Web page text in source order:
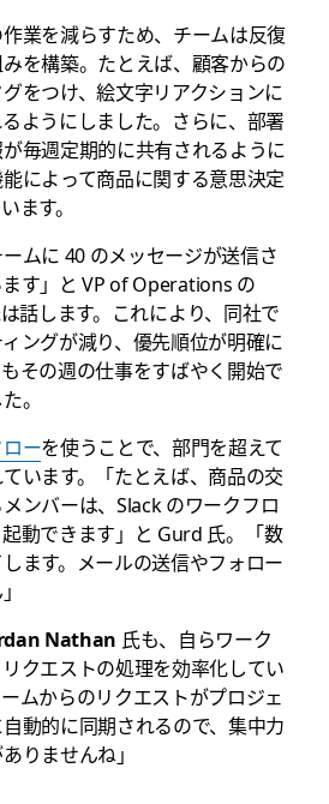
業を減らすため、チームは反復
を構築。たとえば、顧客からの
をつけ、絵文字リアクションに
ようにしました。さらに、部署
毎週定期的に共有されるように
によって商品に関する意思決定
ます。
ームに 40 のメッセージが送信さ
す」と VP of Operations の
話します。これにより、同社で
ングが減り、優先順位が明確に
その週の仕事をすばやく開始で
。
ーを使うことで、部門を超えて
います。「たとえば、商品の交
ンバーは、Slack のワークフロ
動できます」と Gurd 氏。「数
ます。メールの送信やフォロー
Nathan 氏も、自らワーク
クエストの処理を効率化してい
ムからのリクエストがプロジェ
動的に同期されるので、集中力
りませんね」